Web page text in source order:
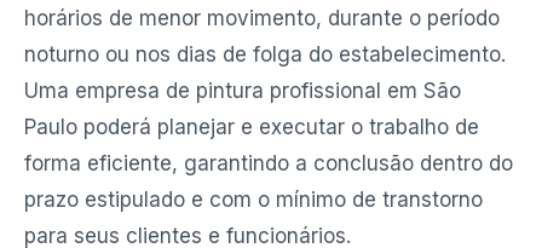
horários de menor movimento, durante o período
noturno ou nos dias de folga do estabelecimento.
Uma empresa de pintura profissional em São
Paulo poderá planejar e executar o trabalho de
forma eficiente, garantindo a conclusão dentro do
prazo estipulado e com o mínimo de transtorno
para seus clientes e funcionários.